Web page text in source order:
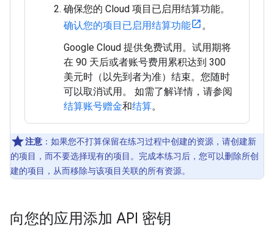
确保您的 Cloud 项目已启用结算功能。
确认您的项目已启用结算功能
。
Google Cloud 提供免费试用。试用期将
在 90 天后或者账号费用累积达到 300
美元时（以先到者为准）结束。您随时
可以取消试用。 如需了解详情，请参阅
结算账号赠金和结算。
注意 ：如果您不打算保留在练习过程中创建的资源，请创建新
的项目，而不要选择现有的项目。完成本练习后，您可以删除所创
建的项目，从而移除与该项目关联的所有资源。
向您的应用添加 API 密钥